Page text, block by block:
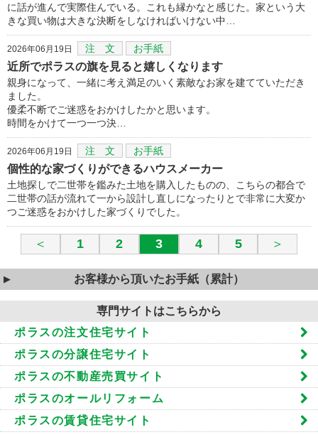
に話が進んで実際住んでいる。これも縁かなと感じた。家という大
きな買い物は大きな決断をしなければいけない中…
2026年06月19日 注 文 お手紙
近所でポラスの旗を見ると嬉しくなります
親身になって、一緒に考え満足のいく素敵なお家を建てていただき
ました。
優柔不断でご迷惑をおかけしたかと思います。
時間をかけて一つ一つ決…
2026年06月19日 注 文 お手紙
個性的な家づくりができるハウスメーカー
土地探しで二世帯を鑑みた土地を購入したものの、こちらの都合で
二世帯の話が流れて一から設計し直しになったりとで非常に大変か
つご迷惑をおかけした家づくりでした。
＜ 1 2 3 4 5 ＞
お客様から頂いたお手紙（累計）
専門サイトはこちらから
ポラスの注文住宅サイト
ポラスの分譲住宅サイト
ポラスの不動産売買サイト
ポラスのオールリフォーム
ポラスの賃貸住宅サイト